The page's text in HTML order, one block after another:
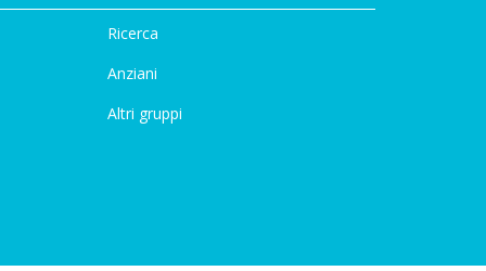
Ricerca
Anziani
Altri gruppi